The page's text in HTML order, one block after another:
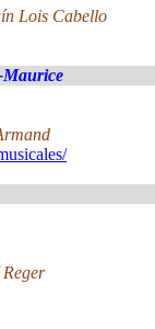
Lois Cabello
Maurice